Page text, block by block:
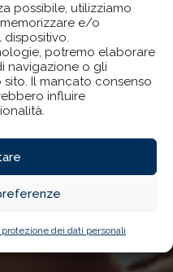
possibile, utilizziamo
e/o
potremo elaborare
navigazione o gli
Il mancato consenso
influire
dei dati personali